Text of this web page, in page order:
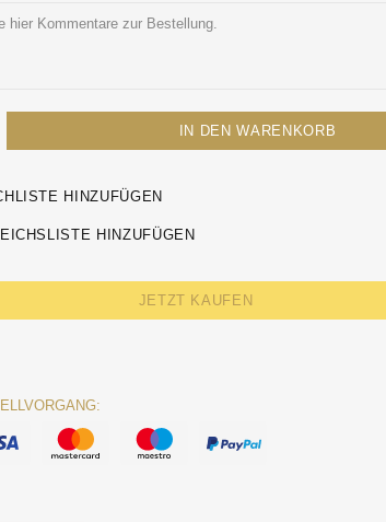
IN DEN WARENKORB
HINZUFÜGEN
HINZUFÜGEN
JETZT KAUFEN